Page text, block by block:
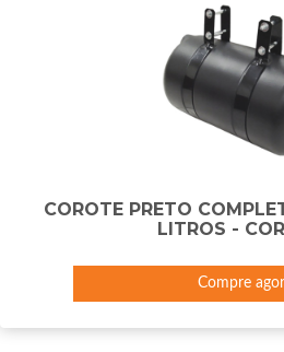
COROTE PRETO
LITROS -
Compre